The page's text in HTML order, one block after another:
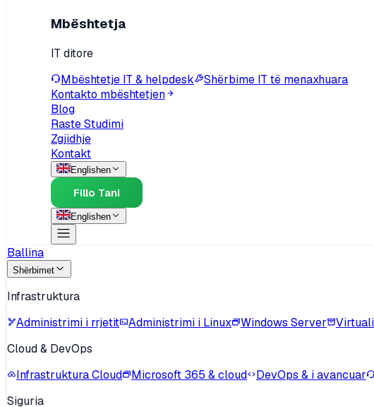
Mbështetja
IT ditore
Mbështetje IT & helpdesk
Shërbime IT të menaxhuara
Kontakto mbështetjen
Blog
Raste Studimi
Zgjidhje
Kontakt
Englishen
Fillo Tani
Englishen
Ballina
Shërbimet
Infrastruktura
Administrimi i rrjetit
Administrimi i Linux Windows Server
Cloud & DevOps
Infrastruktura Cloud
Microsoft 365 & cloud DevOps & i avancuar
Siguria